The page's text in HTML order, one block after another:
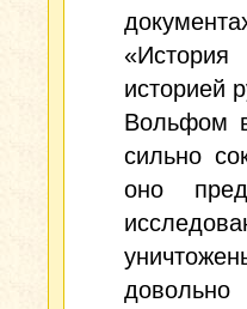
историей
Вольфом
сильно
оно
довольно